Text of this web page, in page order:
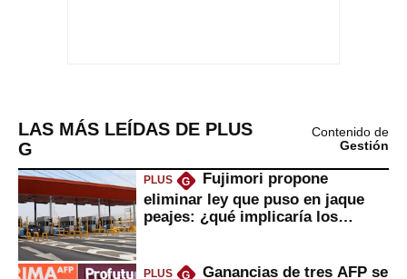
LAS MÁS LEÍDAS DE PLUS
G
Contenido de
Gestión
PLUS G
Fujimori propone
eliminar ley que puso en jaque
peajes: ¿qué implicaría los
PLUS G
Ganancias de tres AFP se